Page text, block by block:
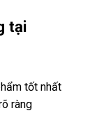
tại
tốt nhất
ràng